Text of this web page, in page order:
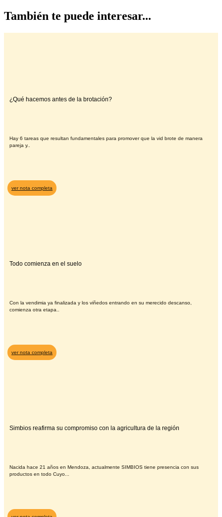
También te puede interesar...
¿Qué hacemos antes de la brotación?
Hay 6 tareas que resultan fundamentales para promover que la vid brote de manera
pareja y..
ver nota completa
Todo comienza en el suelo
Con la vendimia ya finalizada y los viñedos entrando en su merecido descanso,
comienza otra etapa..
ver nota completa
Simbios reafirma su compromiso con la agricultura de la región
Nacida hace 21 años en Mendoza, actualmente SIMBIOS tiene presencia con sus
productos en todo Cuyo...